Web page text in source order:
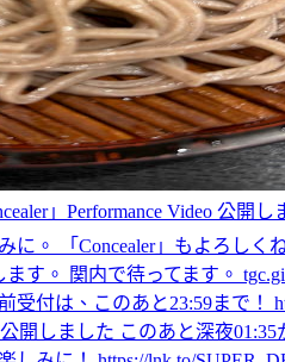
」Performance Video 公開
に。 「Concealer」もよろしく
。 関内で待ってます。
付は、このあと23:59まで！
公開しました このあと深夜